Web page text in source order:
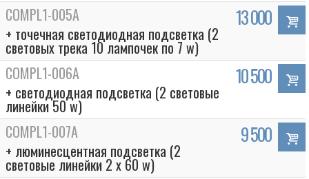
COMPL1-005A
+ точечная светодиодная подсветка (2
световых трека 10 лампочек по 7 w)
13 000
COMPL1-006A
+ светодиодная подсветка (2 световые
линейки 50 w)
10 500
COMPL1-007A
+ люминесцентная подсветка (2
световые линейки 2 х 60 w)
9 500